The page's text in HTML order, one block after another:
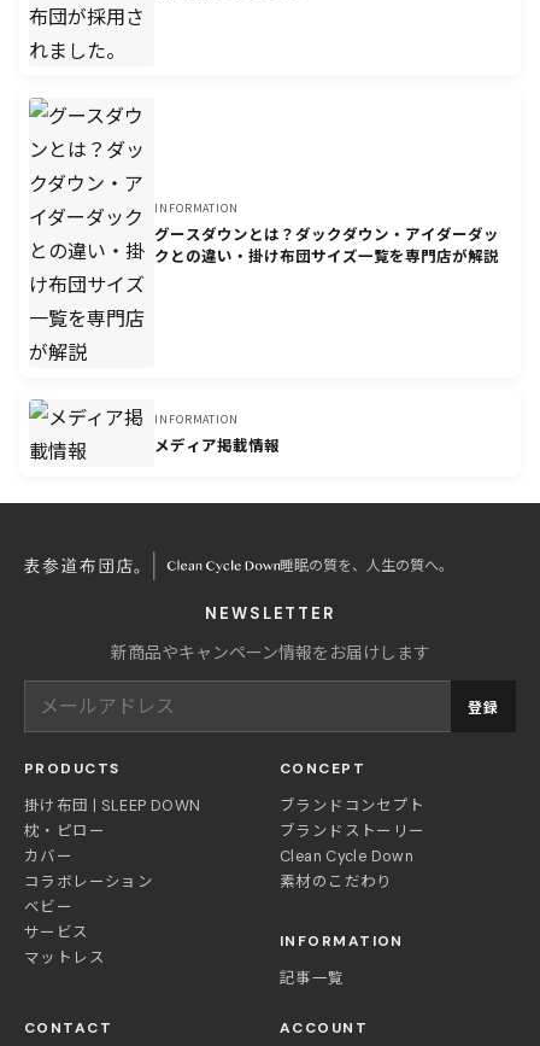
INFORMATION
グースダウンとは？ダックダウン・アイダーダッ
クとの違い・掛け布団サイズ一覧を専門店が解説
INFORMATION
メディア掲載情報
睡眠の質を、人生の質へ。
NEWSLETTER
新商品やキャンペーン情報をお届けします
登録
PRODUCTS
掛け布団 | SLEEP DOWN
枕・ピロー
カバー
コラボレーション
ベビー
サービス
マットレス
CONCEPT
ブランドコンセプト
ブランドストーリー
Clean Cycle Down
素材のこだわり
INFORMATION
記事一覧
CONTACT ACCOUNT